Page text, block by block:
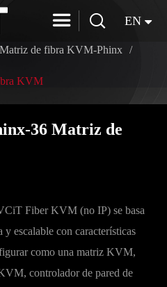
  EN
36 Matriz de
Fiber KVM (no IP) se basa
escalable con características
como una matriz KVM,
controlador de pared de
Matriz de fibra KVM-Phinx
KVM